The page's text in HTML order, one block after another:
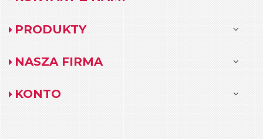
PRODUKTY
NASZA FIRMA
KONTO